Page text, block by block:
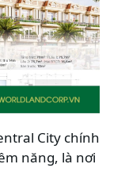
City chính
năng, là nơi